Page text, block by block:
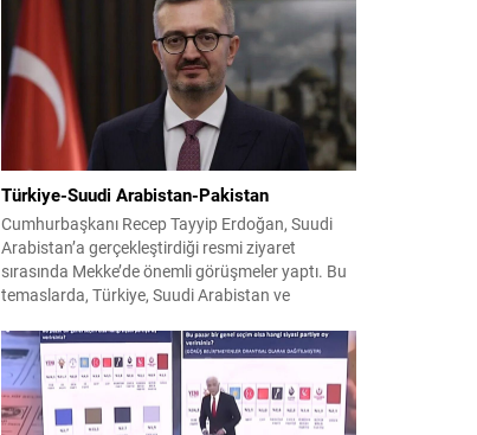
aktif olarak halkı bilinçlendirdi ve denetim
faaliyetleri gerçekleştirdi. Faaliyetler esnasında
bin 315 biçerdöver ve balya...
Türkiye-Suudi Arabistan-Pakistan
Cumhurbaşkanı Recep Tayyip Erdoğan, Suudi
Arabistan’a gerçekleştirdiği resmi ziyaret
sırasında Mekke’de önemli görüşmeler yaptı. Bu
temaslarda, Türkiye, Suudi Arabistan ve
birliği çerçevesi oluşturuldu. Ziyaretin en somut
çıktısı, üç ülkenin imza attığı Mekke Ortak
Savunma Anlaşması oldu. Anlaşma; ortak
güvenlik yaklaşımıyla bölgesel barış, istikrar...